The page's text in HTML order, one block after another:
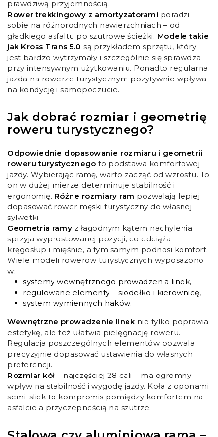
prawdziwą przyjemnością.
Rower trekkingowy z amortyzatorami poradzi
sobie na różnorodnych nawierzchniach – od
gładkiego asfaltu po szutrowe ścieżki. Modele takie
jak Kross Trans 5.0 są przykładem sprzętu, który
jest bardzo wytrzymały i szczególnie się sprawdza
przy intensywnym użytkowaniu. Ponadto regularna
jazda na rowerze turystycznym pozytywnie wpływa
na kondycję i samopoczucie.
Jak dobrać rozmiar i geometrię
roweru turystycznego?
Odpowiednie dopasowanie rozmiaru i geometrii
roweru turystycznego to podstawa komfortowej
jazdy. Wybierając ramę, warto zacząć od wzrostu. To
on w dużej mierze determinuje stabilność i
ergonomię. Różne rozmiary ram pozwalają lepiej
dopasować rower męski turystyczny do własnej
sylwetki.
Geometria ramy z łagodnym kątem nachylenia
sprzyja wyprostowanej pozycji, co odciąża
kręgosłup i mięśnie, a tym samym podnosi komfort.
Wiele modeli rowerów turystycznych wyposażono
w:
systemy wewnętrznego prowadzenia linek,
regulowane elementy – siodełko i kierownicę,
system wymiennych haków.
Wewnętrzne prowadzenie linek nie tylko poprawia
estetykę, ale też ułatwia pielęgnację roweru.
Regulacja poszczególnych elementów pozwala
precyzyjnie dopasować ustawienia do własnych
preferencji.
Rozmiar kół– najczęściej 28 cali – ma ogromny
wpływ na stabilność i wygodę jazdy. Koła z oponami
semi-slick to kompromis pomiędzy komfortem na
asfalcie a przyczepnością na szutrze.